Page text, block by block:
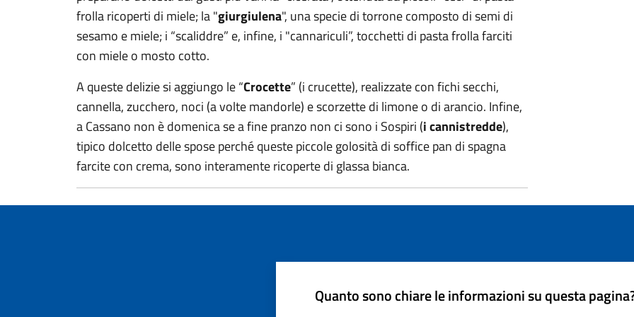
frolla ricoperti di miele; la "giurgiulena", una specie di torrone composto di semi di
sesamo e miele; i “scaliddre” e, infine, i "cannariculi”, tocchetti di pasta frolla farciti
con miele o mosto cotto.
A queste delizie si aggiungo le “Crocette” (i crucette), realizzate con fichi secchi,
cannella, zucchero, noci (a volte mandorle) e scorzette di limone o di arancio. Infine,
a Cassano non è domenica se a fine pranzo non ci sono i Sospiri (i cannistredde),
tipico dolcetto delle spose perché queste piccole golosità di soffice pan di spagna
farcite con crema, sono interamente ricoperte di glassa bianca.
Quanto sono chiare le informazioni su questa